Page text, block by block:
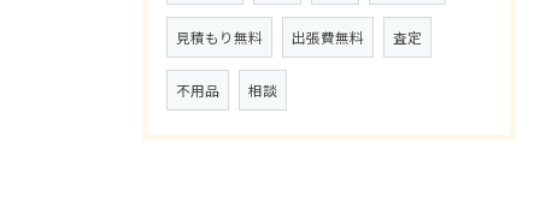
見積もり無料 出張費無料 査定
不用品 相談